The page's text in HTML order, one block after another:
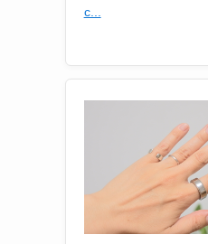
c...